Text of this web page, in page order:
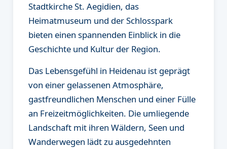
Stadtkirche St. Aegidien, das
Heimatmuseum und der Schlosspark
bieten einen spannenden Einblick in die
Geschichte und Kultur der Region.
Das Lebensgefühl in Heidenau ist geprägt
von einer gelassenen Atmosphäre,
gastfreundlichen Menschen und einer Fülle
an Freizeitmöglichkeiten. Die umliegende
Landschaft mit ihren Wäldern, Seen und
Wanderwegen lädt zu ausgedehnten